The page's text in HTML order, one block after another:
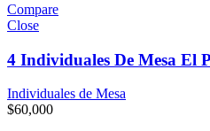
Compare
Close
4 Individuales De Mesa El
Individuales de Mesa
$60,000